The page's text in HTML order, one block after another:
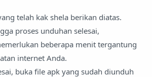
telah kak shela berikan diatas.
proses unduhan selesai,
beberapa menit tergantung
internet Anda.
buka file apk yang sudah diunduh